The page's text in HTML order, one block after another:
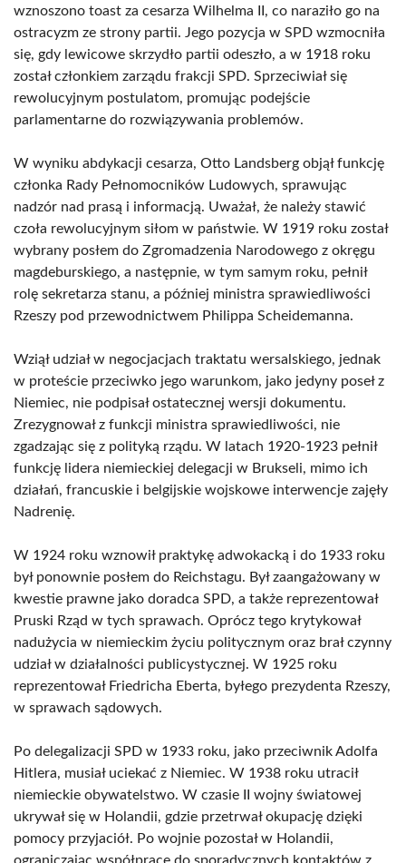
wznoszono toast za cesarza Wilhelma II, co naraziło go na
ostracyzm ze strony partii. Jego pozycja w SPD wzmocniła
się, gdy lewicowe skrzydło partii odeszło, a w 1918 roku
został członkiem zarządu frakcji SPD. Sprzeciwiał się
rewolucyjnym postulatom, promując podejście
parlamentarne do rozwiązywania problemów.
W wyniku abdykacji cesarza, Otto Landsberg objął funkcję
członka Rady Pełnomocników Ludowych, sprawując
nadzór nad prasą i informacją. Uważał, że należy stawić
czoła rewolucyjnym siłom w państwie. W 1919 roku został
wybrany posłem do Zgromadzenia Narodowego z okręgu
magdeburskiego, a następnie, w tym samym roku, pełnił
rolę sekretarza stanu, a później ministra sprawiedliwości
Rzeszy pod przewodnictwem Philippa Scheidemanna.
Wziął udział w negocjacjach traktatu wersalskiego, jednak
w proteście przeciwko jego warunkom, jako jedyny poseł z
Niemiec, nie podpisał ostatecznej wersji dokumentu.
Zrezygnował z funkcji ministra sprawiedliwości, nie
zgadzając się z polityką rządu. W latach 1920-1923 pełnił
funkcję lidera niemieckiej delegacji w Brukseli, mimo ich
działań, francuskie i belgijskie wojskowe interwencje zajęły
Nadrenię.
W 1924 roku wznowił praktykę adwokacką i do 1933 roku
był ponownie posłem do Reichstagu. Był zaangażowany w
kwestie prawne jako doradca SPD, a także reprezentował
Pruski Rząd w tych sprawach. Oprócz tego krytykował
nadużycia w niemieckim życiu politycznym oraz brał czynny
udział w działalności publicystycznej. W 1925 roku
reprezentował Friedricha Eberta, byłego prezydenta Rzeszy,
w sprawach sądowych.
Po delegalizacji SPD w 1933 roku, jako przeciwnik Adolfa
Hitlera, musiał uciekać z Niemiec. W 1938 roku utracił
niemieckie obywatelstwo. W czasie II wojny światowej
ukrywał się w Holandii, gdzie przetrwał okupację dzięki
pomocy przyjaciół. Po wojnie pozostał w Holandii,